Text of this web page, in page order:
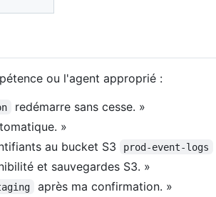
ou l'agent approprié :
redémarre sans cesse. »
»
au bucket S3 prod-event-logs
et sauvegardes S3. »
après ma confirmation. »